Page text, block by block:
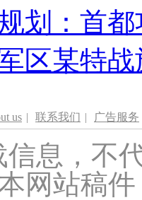
划：首
区某特
us | 联系我们 | 广告服务
息，不
网站稿